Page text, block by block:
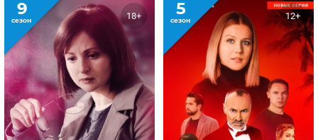
9
сезон 18+ 5
сезон 12+